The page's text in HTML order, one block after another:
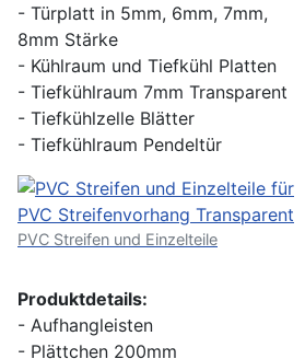
- Türplatt in 5mm, 6mm, 7mm,
8mm Stärke
- Kühlraum und Tiefkühl Platten
- Tiefkühlraum 7mm Transparent
- Tiefkühlzelle Blätter
- Tiefkühlraum Pendeltür
PVC Streifen und Einzelteile
Produktdetails:
- Aufhangleisten
- Plättchen 200mm